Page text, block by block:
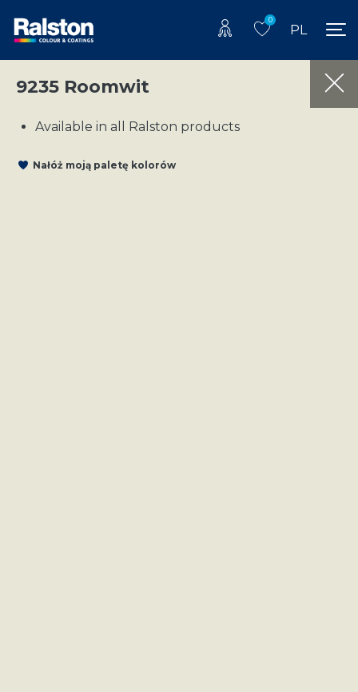
0
PL
9235 Roomwit
Available in all Ralston products
Nałóż moją paletę kolorów